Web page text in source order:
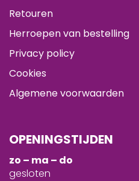
Retouren
Herroepen van bestelling
Privacy policy
Cookies
Algemene voorwaarden
OPENINGSTIJDEN
zo – ma – do
gesloten